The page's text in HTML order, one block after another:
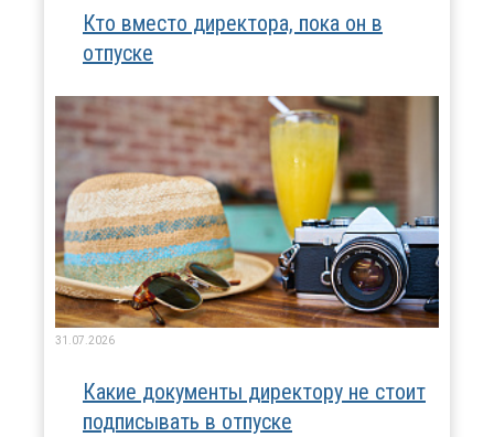
Кто вместо директора, пока он в
отпуске
31.07.2026
Какие документы директору не стоит
подписывать в отпуске